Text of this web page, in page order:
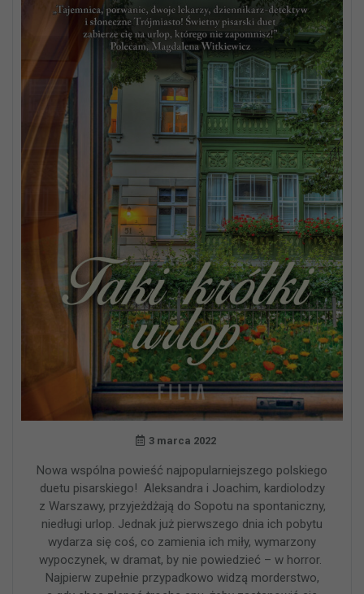
3 marca 2022
Nowa wspólna powieść najpopularniejszego polskiego
duetu pisarskiego! Aleksandra i Joachim, kardiolodzy
z Warszawy, przyjeżdżają do Sopotu na spontaniczny,
niedługi urlop. Jednak już pierwszego dnia ich pobytu
wydarza się coś, co zamienia ich miły, wymarzony
wypoczynek, w dramat, by nie powiedzieć – w horror.
Najpierw zupełnie przypadkowo widzą morderstwo,